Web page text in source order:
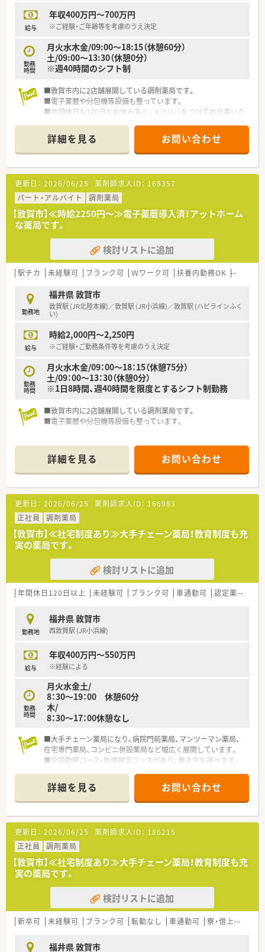
給与
年収400万円～700万円
※ご経験・ご年齢等を考慮のうえ決定
勤務
時間
月火水木金/09:00～18:15（休憩60分）
土/09:00～13:30（休憩0分）
※週40時間のシフト制
■敦賀市内に2店舗展開している調剤薬局です。
■電子薬暦や分包機等設備も整っています。
■年間休日も120日とお休み多く、メリハリをつけてお仕事いた
詳細を見る お問い合わせ
更新日： 2026/06/25 薬剤師求人ID： 168357
パート・アルバイト
調剤薬局
【敦賀市】≪時給2250円～≫電子薬暦導入済！アットホーム
な薬局です。
検討リストに追加
駅チカ 未経験可 ブランク可 Ｗワーク可 扶養内勤務OK 大手チ
勤務地
福井県 敦賀市
敦賀駅 (JR北陸本線)／敦賀駅 (JR小浜線)／敦賀駅 (ハピラインふく
い)
給与
時給2,000円～2,250円
※ご経験・ご勤務条件等を考慮のうえ決定
勤務
時間
月火水木金/09：00～18：15（休憩75分）
土/09：00～13：30（休憩0分）
※1日8時間、週40時間を限度とするシフト制勤務
■敦賀市内に2店舗展開している調剤薬局です。
■電子薬暦や分包機等設備も整っています。
詳細を見る お問い合わせ
更新日： 2026/06/25 薬剤師求人ID： 166983
正社員
調剤薬局
【敦賀市】≪社宅制度あり≫大手チェーン薬局！教育制度も充
実の薬局です。
検討リストに追加
年間休日120日以上 未経験可 ブランク可 車通勤可 認定薬剤師取得支援あり
勤務地
福井県 敦賀市
西敦賀駅 (JR小浜線)
給与
年収400万円～550万円
※経験による
勤務
時間
月火水金土/
8：30～19：00 休憩60分
木/
8：30～17：00休憩なし
■大手チェーン薬局になり、病院門前薬局、マンツーマン薬局、
在宅専門薬局、コンビニ併設薬局など幅広く展開しています。
■全国勤務コース・地域限定コースがあり、働き方を選べます。
れています。
詳細を見る お問い合わせ
更新日： 2026/06/25 薬剤師求人ID： 186215
正社員
調剤薬局
【敦賀市】≪社宅制度あり≫大手チェーン薬局！教育制度も充
実の薬局です。
検討リストに追加
新卒可 未経験可 ブランク可 転勤なし 車通勤可 寮・借上社宅あり
福井県 敦賀市